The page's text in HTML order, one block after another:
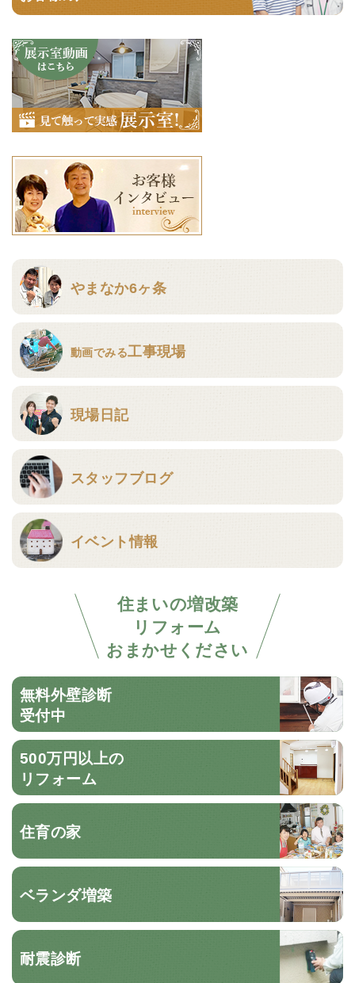
やまなか6ヶ条
動画でみる工事現場
現場日記
スタッフブログ
イベント情報
住まいの増改築
リフォーム
おまかせください
無料外壁診断
受付中
500万円以上の
リフォーム
住育の家
ベランダ増築
耐震診断